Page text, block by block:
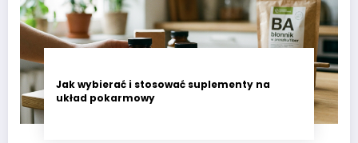
Jak wybierać i stosować suplementy na
układ pokarmowy